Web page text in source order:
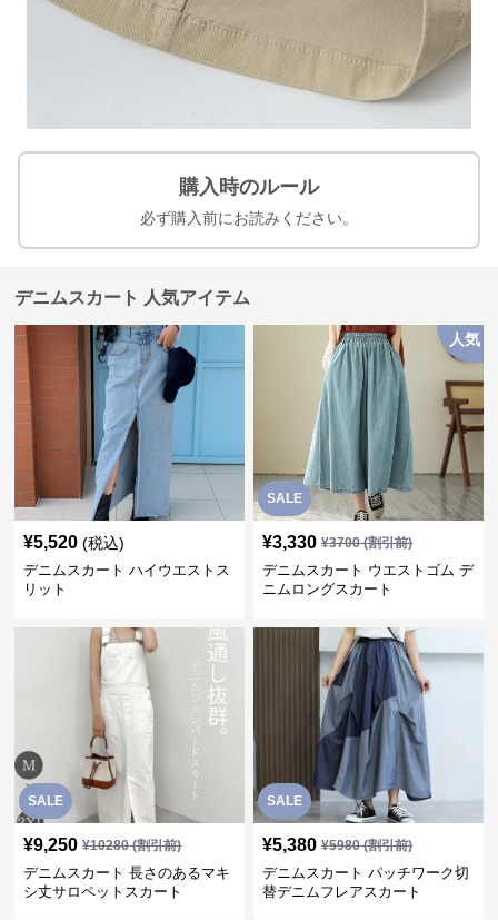
購入時のルール
必ず購入前にお読みください。
デニムスカート 人気アイテム
¥5,520 (税込)
デニムスカート ハイウエストス
リット
SALE
人気
¥3,330 ¥3700(割引前)
デニムスカート ウエストゴム デ
ニムロングスカート
SALE
¥9,250 ¥10280(割引前)
デニムスカート 長さのあるマキ
シ丈サロペットスカート
SALE
¥5,380 ¥5980(割引前)
デニムスカート パッチワーク切
替デニムフレアスカート